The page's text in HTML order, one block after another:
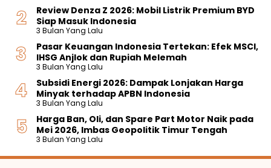
Review Denza Z 2026: Mobil Listrik Premium BYD
Siap Masuk Indonesia
3 Bulan Yang Lalu
Pasar Keuangan Indonesia Tertekan: Efek MSCI,
IHSG Anjlok dan Rupiah Melemah
3 Bulan Yang Lalu
Subsidi Energi 2026: Dampak Lonjakan Harga
Minyak terhadap APBN Indonesia
3 Bulan Yang Lalu
Harga Ban, Oli, dan Spare Part Motor Naik pada
Mei 2026, Imbas Geopolitik Timur Tengah
3 Bulan Yang Lalu